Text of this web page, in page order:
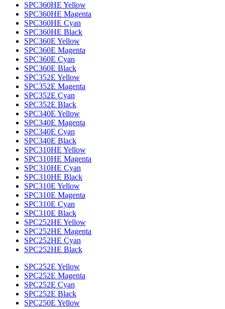
SPC360HE Yellow
SPC360HE Magenta
SPC360HE Cyan
SPC360HE Black
SPC360E Yellow
SPC360E Magenta
SPC360E Cyan
SPC360E Black
SPC352E Yellow
SPC352E Magenta
SPC352E Cyan
SPC352E Black
SPC340E Yellow
SPC340E Magenta
SPC340E Cyan
SPC340E Black
SPC310HE Yellow
SPC310HE Magenta
SPC310HE Cyan
SPC310HE Black
SPC310E Yellow
SPC310E Magenta
SPC310E Cyan
SPC310E Black
SPC252HE Yellow
SPC252HE Magenta
SPC252HE Cyan
SPC252HE Black
SPC252E Yellow
SPC252E Magenta
SPC252E Cyan
SPC252E Black
SPC250E Yellow